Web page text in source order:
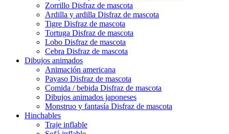
Zorrillo Disfraz de mascota
Ardilla y ardilla Disfraz de mascota
Tigre Disfraz de mascota
Tortuga Disfraz de mascota
Lobo Disfraz de mascota
Cebra Disfraz de mascota
Dibujos animados
Animación americana
Payaso Disfraz de mascota
Comida / bebida Disfraz de mascota
Dibujos animados japoneses
Monstruo y fantasía Disfraz de mascota
Hinchables
Traje inflable